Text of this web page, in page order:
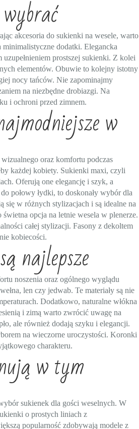
akcesoria do sukienki na wesele, warto
dodatki. Elegancka
prostszej sukienki. Z kolei
elementów. Obuwie to kolejny istotny
nocy tańców. Nie zapominajmy
na niezbędne drobiazgi. Na
i ochroni przed zimnem.
w
oraz komfortu podczas
każdej kobiety. Sukienki maxi, czyli
Oferują one elegancję i szyk, a
połowy łydki, to doskonały wybór dla
się w różnych stylizacjach i są idealne na
opcja na letnie wesela w plenerze.
całej stylizacji. Fasony z dekoltem
kobiecości.
najlepsze
noszenia oraz ogólnego wyglądu
len czy jedwab. Te materiały są nie
Dodatkowo, naturalne włókna
i zimą warto zwrócić uwagę na
ale również dodają szyku i elegancji.
na wieczorne uroczystości. Koronki
charakteru.
w tym
sukienek dla gości weselnych. W
o prostych liniach z
popularność zdobywają modele z